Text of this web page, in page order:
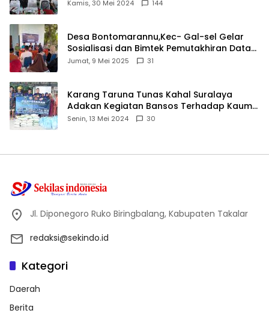
Kamis, 30 Mei 2024 144
Desa Bontomarannu,Kec- Gal-sel Gelar
Sosialisasi dan Bimtek Pemutakhiran Data
ID
Jumat, 9 Mei 2025 31
Karang Taruna Tunas Kahal Suralaya
Adakan Kegiatan Bansos Terhadap Kaum
Dhuafa dan Anak Yatim-Piatu
Senin, 13 Mei 2024 30
Jl. Diponegoro Ruko Biringbalang, Kabupaten Takalar
redaksi@sekindo.id
Kategori
Daerah
Berita